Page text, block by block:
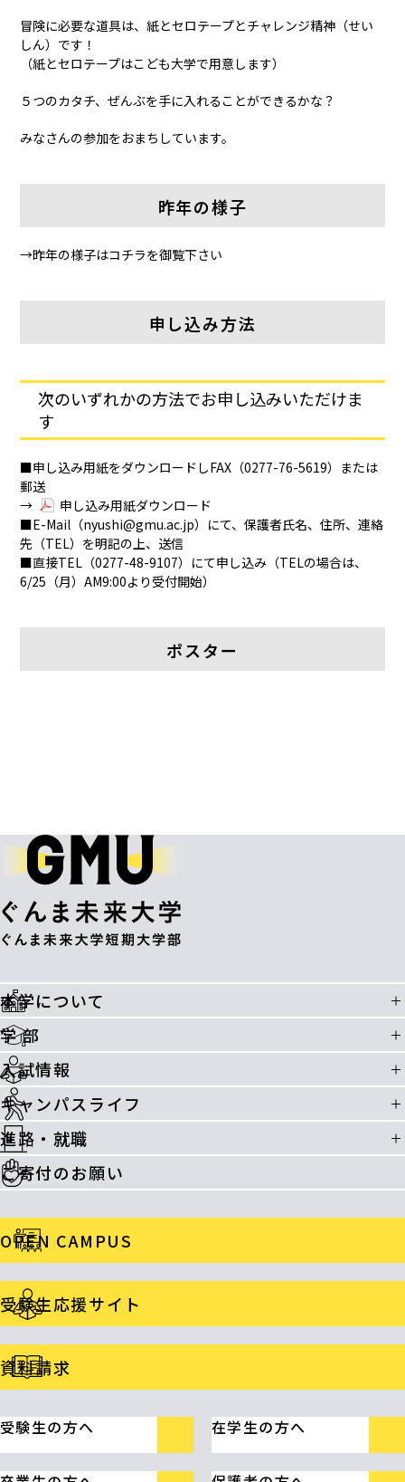
冒険に必要な道具は、紙とセロテープとチャレンジ精神（せい
しん）です！
（紙とセロテープはこども大学で用意します）
５つのカタチ、ぜんぶを手に入れることができるかな？
みなさんの参加をおまちしています。
昨年の様子
→昨年の様子はコチラを御覧下さい
申し込み方法
次のいずれかの方法でお申し込みいただけま
す
■申し込み用紙をダウンロードしFAX（0277-76-5619）または
郵送
→
申し込み用紙ダウンロード
■E-Mail（nyushi@gmu.ac.jp）にて、保護者氏名、住所、連絡
先（TEL）を明記の上、送信
■直接TEL（0277-48-9107）にて申し込み（TELの場合は、
6/25（月）AM9:00より受付開始）
ポスター
本学について
学 部
入試情報
キャンパスライフ
進路・就職
ご寄付のお願い
OPEN CAMPUS
受験生応援サイト
資料請求
受験生の方へ 在学生の方へ